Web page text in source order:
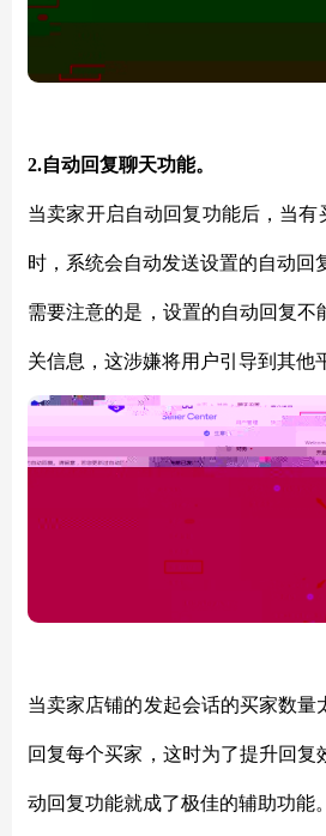
2.自动回复聊天功能。
当卖家开启自动回复功能后，当有
时，系统会自动发送设置的自动回
需要注意的是，设置的自动回复不
关信息，这涉嫌将用户引导到其他
当卖家店铺的发起会话的买家数量
回复每个买家，这时为了提升回复
动回复功能就成了极佳的辅助功能。